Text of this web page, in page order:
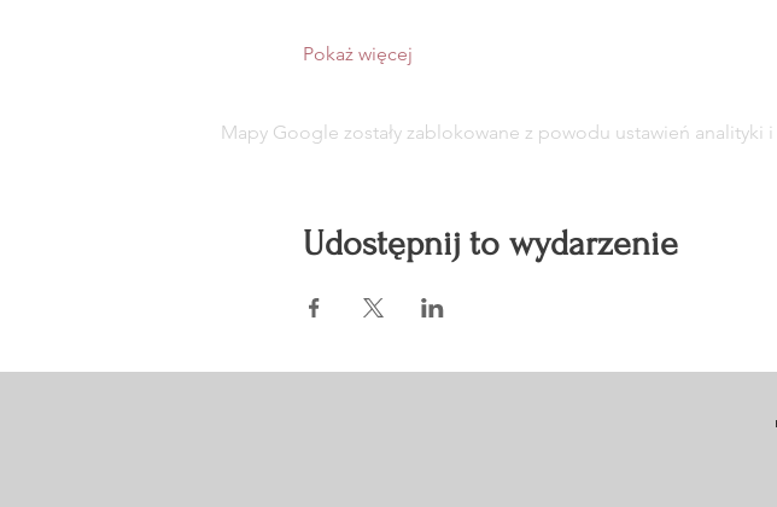
Pokaż więcej
Mapy Google zostały zablokowane z powodu ustawień
Udostępnij to wydarzenie